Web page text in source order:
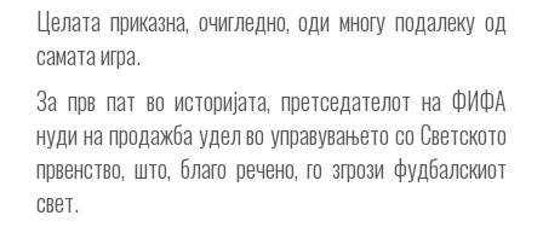
Целата приказна, очигледно, оди многу подалеку од
самата игра.
За прв пат во историјата, претседателот на ФИФА
нуди на продажба удел во управувањето со Светското
првенство, што, благо речено, го згрози фудбалскиот
свет.